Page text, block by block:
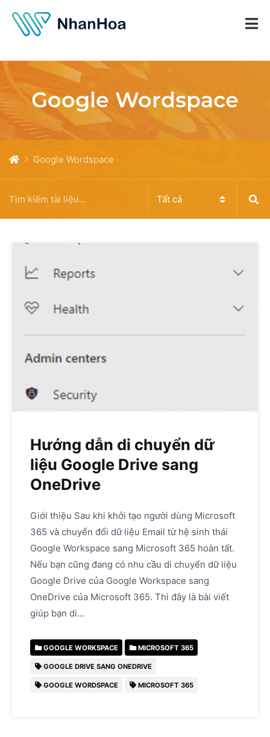
Google Wordspace
Google Wordspace
Hướng dẫn di chuyển dữ
liệu Google Drive sang
OneDrive
Giới thiệu Sau khi khởi tạo người dùng Microsoft
365 và chuyển đổi dữ liệu Email từ hệ sinh thái
Google Workspace sang Microsoft 365 hoàn tất.
Nếu bạn cũng đang có nhu cầu di chuyển dữ liệu
Google Drive của Google Workspace sang
OneDrive của Microsoft 365. Thì đây là bài viết
giúp bạn di…
GOOGLE WORKSPACE MICROSOFT 365
GOOGLE DRIVE SANG ONEDRIVE
GOOGLE WORDSPACE MICROSOFT 365